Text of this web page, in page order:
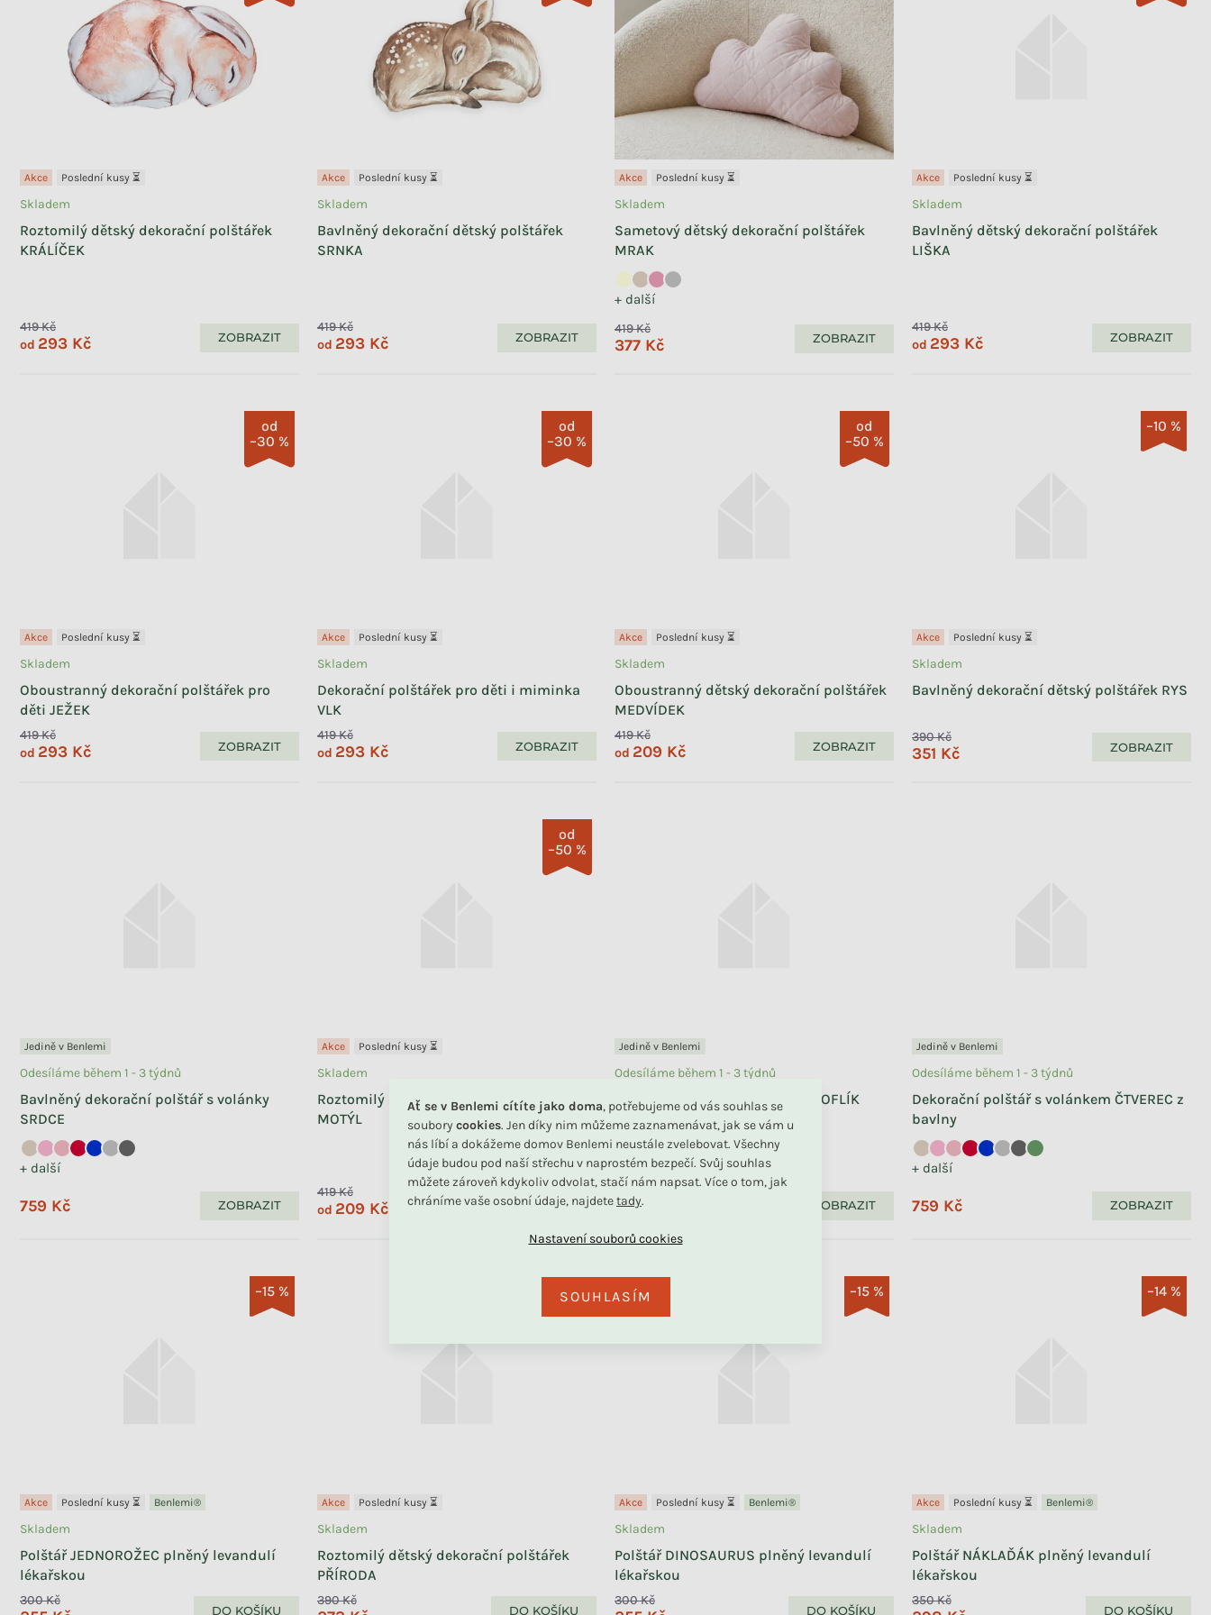
Ať se v Benlemi cítíte jako doma, potřebujeme od vás souhlas se
soubory cookies. Jen díky nim můžeme zaznamenávat, jak se vám u
nás líbí a dokážeme domov Benlemi neustále zvelebovat. Všechny
údaje budou pod naší střechu v naprostém bezpečí. Svůj souhlas
můžete zároveň kdykoliv odvolat, stačí nám napsat. Více o tom, jak
chráníme vaše osobní údaje, najdetetady.
SOUHLASÍM
Akce Poslední kusy ⏳
Roztomilý dětský dekorační polštářek
KRÁLÍČEK
Skladem
419 Kč
od 293 Kč ZOBRAZIT
Akce Poslední kusy ⏳
Bavlněný dekorační dětský polštářek
SRNKA
Skladem
419 Kč
od 293 Kč ZOBRAZIT
Akce Poslední kusy ⏳
Sametový dětský dekorační polštářek
MRAK
+ další
Skladem
419 Kč
377 Kč ZOBRAZIT
Akce Poslední kusy ⏳
Bavlněný dětský dekorační polštářek
LIŠKA
Skladem
419 Kč
od 293 Kč ZOBRAZIT
od
–30 %
Akce Poslední kusy ⏳
Oboustranný dekorační polštářek pro
děti JEŽEK
Skladem
419 Kč
od 293 Kč ZOBRAZIT
od
–30 %
Akce Poslední kusy ⏳
Dekorační polštářek pro děti i miminka
VLK
Skladem
419 Kč
od 293 Kč ZOBRAZIT
od
–50 %
Akce Poslední kusy ⏳
Oboustranný dětský dekorační polštářek
MEDVÍDEK
Skladem
419 Kč
od 209 Kč ZOBRAZIT
–10 %
Akce Poslední kusy ⏳
Bavlněný dekorační dětský polštářek RYS
Skladem
390 Kč
351 Kč ZOBRAZIT
Jedině v Benlemi
Bavlněný dekorační polštář s volánky
SRDCE
+ další
Odesíláme během 1 - 3 týdnů
759 Kč ZOBRAZIT
od
–50 %
Akce Poslední kusy ⏳
Roztomilý dětský dekorační polštářek
MOTÝL
Skladem
419 Kč
od 209 Kč ZOBRAZIT
Jedině v Benlemi
Dekorační bavlněný polštář KNOFLÍK
+ další
Odesíláme během 1 - 3 týdnů
620 Kč ZOBRAZIT
Jedině v Benlemi
Dekorační polštář s volánkem ČTVEREC z
bavlny
+ další
Odesíláme během 1 - 3 týdnů
759 Kč ZOBRAZIT
–15 %
Akce Poslední kusy ⏳ Benlemi®
Polštář JEDNOROŽEC plněný levandulí
lékařskou
Skladem
300 Kč
DO KOŠÍKU
–30 %
Akce Poslední kusy ⏳
Roztomilý dětský dekorační polštářek
PŘÍRODA
Skladem
390 Kč
DO KOŠÍKU
–15 %
Akce Poslední kusy ⏳ Benlemi®
Polštář DINOSAURUS plněný levandulí
lékařskou
Skladem
300 Kč
DO KOŠÍKU
–14 %
Akce Poslední kusy ⏳ Benlemi®
Polštář NÁKLAĎÁK plněný levandulí
lékařskou
Skladem
350 Kč
DO KOŠÍKU